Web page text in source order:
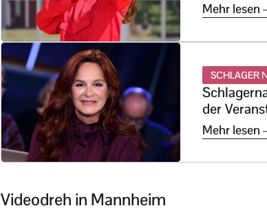
Mehr lesen
SCHLAGER
der
Mehr lesen
Videodreh in Mannheim